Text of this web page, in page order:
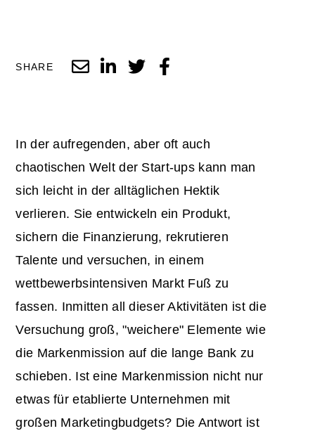
SHARE
In der aufregenden, aber oft auch
chaotischen Welt der Start-ups kann man
sich leicht in der alltäglichen Hektik
verlieren. Sie entwickeln ein Produkt,
sichern die Finanzierung, rekrutieren
Talente und versuchen, in einem
wettbewerbsintensiven Markt Fuß zu
fassen. Inmitten all dieser Aktivitäten ist die
Versuchung groß, "weichere" Elemente wie
die Markenmission auf die lange Bank zu
schieben. Ist eine Markenmission nicht nur
etwas für etablierte Unternehmen mit
großen Marketingbudgets? Die Antwort ist